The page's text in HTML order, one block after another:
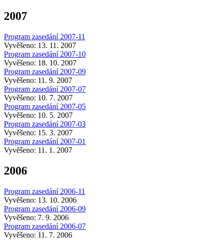
2007
Program zasedání 2007-11
Vyvěšeno: 13. 11. 2007
Program zasedání 2007-10
Vyvěšeno: 18. 10. 2007
Program zasedání 2007-09
Vyvěšeno: 11. 9. 2007
Program zasedání 2007-07
Vyvěšeno: 10. 7. 2007
Program zasedání 2007-05
Vyvěšeno: 10. 5. 2007
Program zasedání 2007-03
Vyvěšeno: 15. 3. 2007
Program zasedání 2007-01
Vyvěšeno: 11. 1. 2007
2006
Program zasedání 2006-11
Vyvěšeno: 13. 10. 2006
Program zasedání 2006-09
Vyvěšeno: 7. 9. 2006
Program zasedání 2006-07
Vyvěšeno: 11. 7. 2006